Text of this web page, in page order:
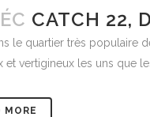
CATCH 22,
le quartier très populaire
et vertigineux les uns que les
MORE